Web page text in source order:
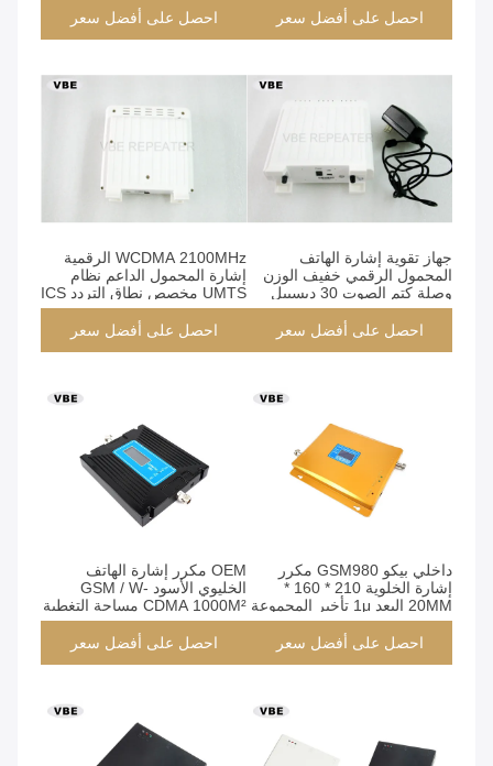
احصل على أفضل سعر احصل على أفضل سعر
جهاز تقوية إشارة الهاتف
المحمول الرقمي خفيف الوزن
وصلة كتم الصوت 30 ديسيبل
إلغاء التداخل ICS بيكو كرر
احصل على أفضل سعر
WCDMA 2100MHz الرقمية
إشارة المحمول الداعم نظام
UMTS مخصص نطاق التردد ICS
بيكو مكرر
احصل على أفضل سعر
داخلي بيكو GSM980 مكرر
إشارة الخلوية 210 * 160 *
20MM البعد 1μ تأخير المجموعة
احصل على أفضل سعر
OEM مكرر إشارة الهاتف
الخليوي الأسود GSM / W-
CDMA 1000M² مساحة التغطية
الكبيرة
احصل على أفضل سعر